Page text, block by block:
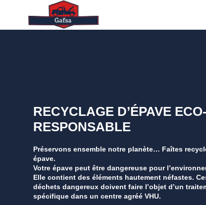
RECYCLAGE D’ÉPAVE ECO-
RESPONSABLE
Préservons ensemble notre planète… Faîtes
épave.
Votre épave peut être dangereuse pour
Elle contient des éléments hautement néfastes.
déchets dangereux doivent faire l’objet d’un
spécifique dans un centre agréé VHU.